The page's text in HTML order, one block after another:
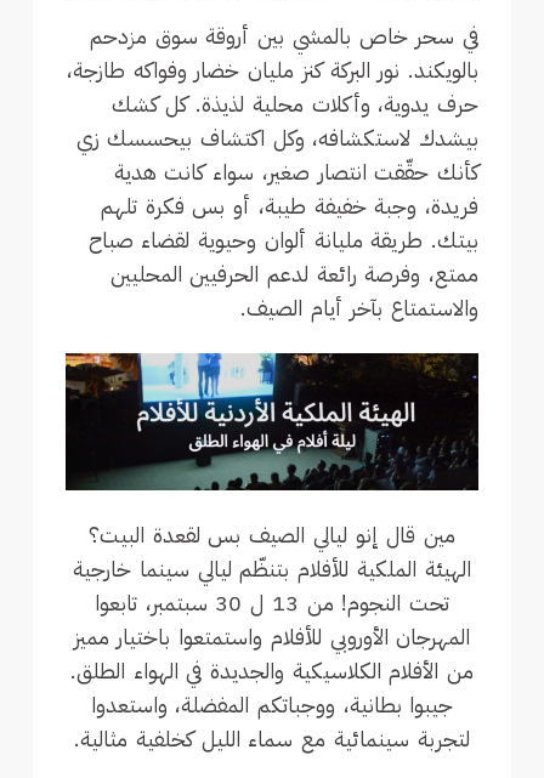
في سحر خاص بالمشي بين أروقة سوق مزدحم
بالويكند. نور البركة كنز مليان خضار وفواكه طازجة،
حرف يدوية، وأكلات محلية لذيذة. كل كشك
بيشدك لاستكشافه، وكل اكتشاف بيحسسك زي
كأنك حقّقت انتصار صغير، سواء كانت هدية
فريدة، وجبة خفيفة طيبة، أو بس فكرة تلهم
بيتك. طريقة مليانة ألوان وحيوية لقضاء صباح
ممتع، وفرصة رائعة لدعم الحرفيين المحليين
والاستمتاع بآخر أيام الصيف.
مين قال إنو ليالي الصيف بس لقعدة البيت؟
الهيئة الملكية للأفلام بتنظّم ليالي سينما خارجية
تحت النجوم! من 13 ل 30 سبتمبر، تابعوا
المهرجان الأوروبي للأفلام واستمتعوا باختيار مميز
من الأفلام الكلاسيكية والجديدة في الهواء الطلق.
جيبوا بطانية، ووجباتكم المفضلة، واستعدوا
لتجربة سينمائية مع سماء الليل كخلفية مثالية.